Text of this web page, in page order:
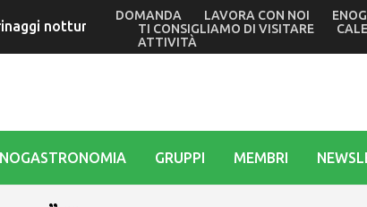
notturni in barca nei giorni di Ferragosto al
DOMANDA LAVORA CON NOI
TI CONSIGLIAMO DI VISITARE
ATTIVITÀ
GRUPPI MEMBRI